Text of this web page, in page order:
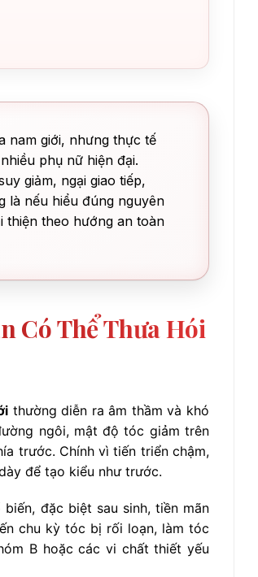
nam giới, nhưng thực tế
phụ nữ hiện đại.
giảm, ngại giao tiếp,
là nếu hiểu đúng nguyên
thiện theo hướng an toàn
Có Thể Thưa Hói
thường diễn ra âm thầm và khó
ngôi, mật độ tóc giảm trên
trước. Chính vì tiến triển chậm,
để tạo kiểu như trước.
đặc biệt sau sinh, tiền mãn
chu kỳ tóc bị rối loạn, làm tóc
B hoặc các vi chất thiết yếu